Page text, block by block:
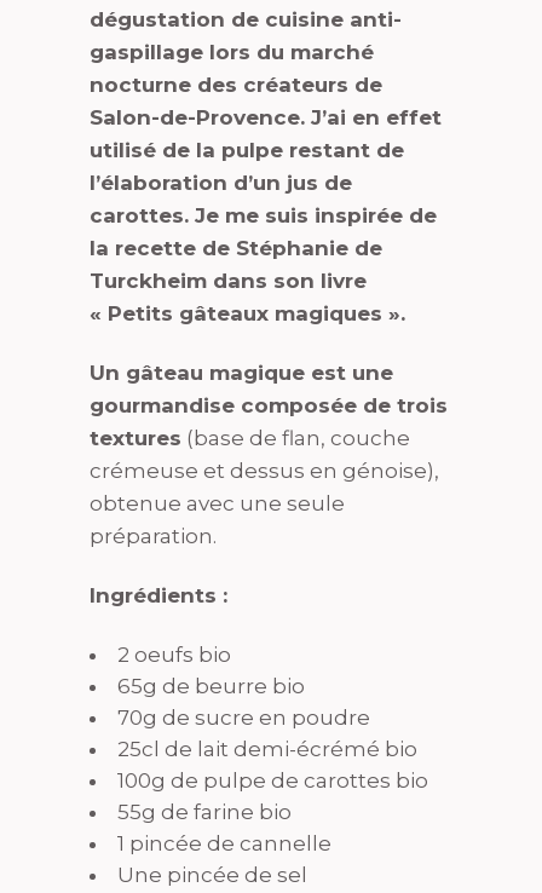
dégustation de cuisine anti-
gaspillage lors du marché
nocturne des créateurs de
Salon-de-Provence. J’ai en effet
utilisé de la pulpe restant de
l’élaboration d’un jus de
carottes. Je me suis inspirée de
la recette de Stéphanie de
Turckheim dans son livre
« Petits gâteaux magiques ».
Un gâteau magique est une
gourmandise composée de trois
textures (base de flan, couche
crémeuse et dessus en génoise),
obtenue avec une seule
préparation.
Ingrédients :
2 oeufs bio
65g de beurre bio
70g de sucre en poudre
25cl de lait demi-écrémé bio
100g de pulpe de carottes bio
55g de farine bio
1 pincée de cannelle
Une pincée de sel